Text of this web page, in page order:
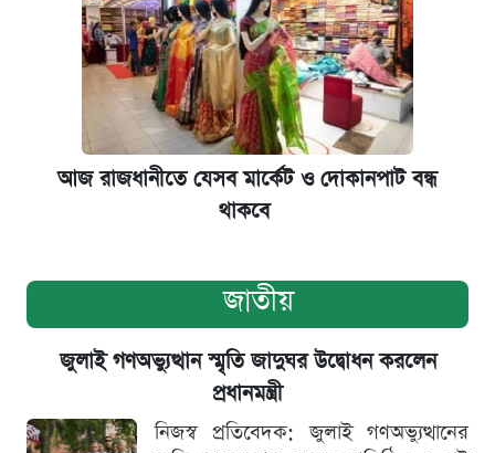
আজ রাজধানীতে যেসব মার্কেট ও দোকানপাট বন্ধ
থাকবে
জাতীয়
জুলাই গণঅভ্যুত্থান স্মৃতি জাদুঘর উদ্বোধন করলেন
প্রধানমন্ত্রী
নিজস্ব প্রতিবেদক: জুলাই গণঅভ্যুত্থানের